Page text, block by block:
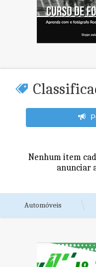
Nenhum item
anunciar
Automóveis